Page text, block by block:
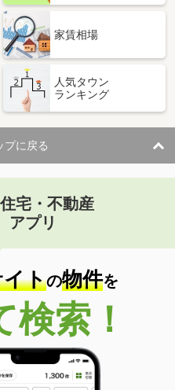
家賃相場
人気タウン
ランキング
プに戻る
宅・不動産
アプリ
トの物件を
検索！